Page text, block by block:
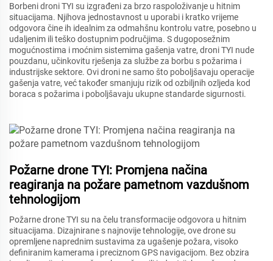
Borbeni droni TYI su izgrađeni za brzo raspoloživanje u hitnim
situacijama. Njihova jednostavnost u uporabi i kratko vrijeme
odgovora čine ih idealnim za odmahšnu kontrolu vatre, posebno u
udaljenim ili teško dostupnim područjima. S dugoposežnim
mogućnostima i moćnim sistemima gašenja vatre, droni TYI nude
pouzdanu, učinkovitu rješenja za službe za borbu s požarima i
industrijske sektore. Ovi droni ne samo što poboljšavaju operacije
gašenja vatre, već također smanjuju rizik od ozbiljnih ozljeda kod
boraca s požarima i poboljšavaju ukupne standarde sigurnosti.
Požarne drone TYI: Promjena načina
reagiranja na požare pametnom vazdušnom
tehnologijom
Požarne dronе TYI su na čelu transformacije odgovora u hitnim
situacijama. Dizajnirane s najnovije tehnologije, ove dronе su
opremljene naprednim sustavima za ugašenje požara, visoko
definiranim kamerama i preciznom GPS navigacijom. Bez obzira